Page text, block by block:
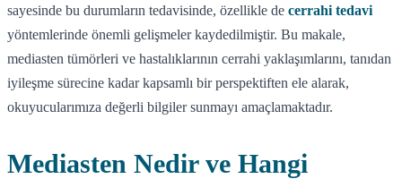
sayesinde bu durumların tedavisinde, özellikle de cerrahi tedavi
yöntemlerinde önemli gelişmeler kaydedilmiştir. Bu makale,
mediasten tümörleri ve hastalıklarının cerrahi yaklaşımlarını, tanıdan
iyileşme sürecine kadar kapsamlı bir perspektiften ele alarak,
okuyucularımıza değerli bilgiler sunmayı amaçlamaktadır.
Mediasten Nedir ve Hangi